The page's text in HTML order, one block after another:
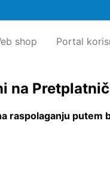
shop Portal
raspolaganju